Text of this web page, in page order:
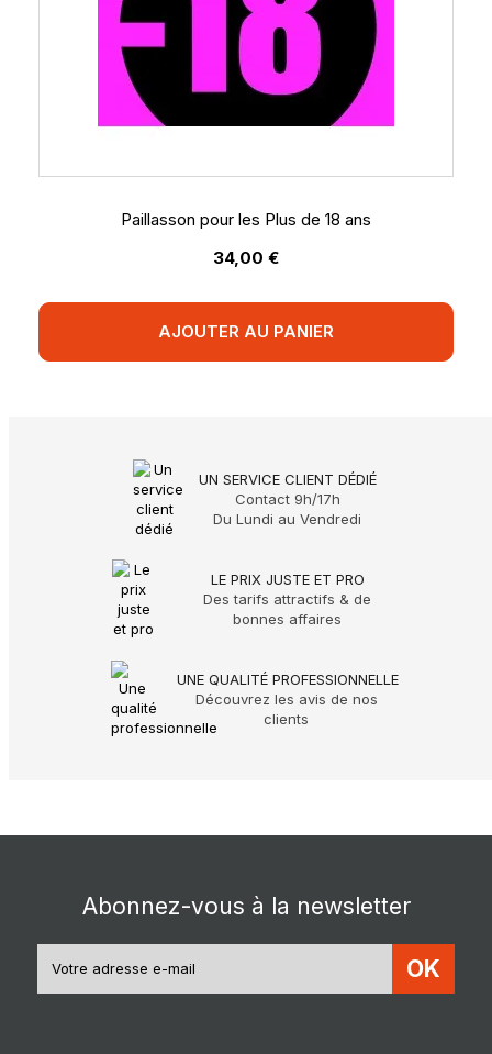
Paillasson pour les Plus de 18 ans
34,00 €
AJOUTER AU PANIER
UN SERVICE CLIENT DÉDIÉ
Contact 9h/17h
Du Lundi au Vendredi
LE PRIX JUSTE ET PRO
Des tarifs attractifs & de
bonnes affaires
UNE QUALITÉ PROFESSIONNELLE
Découvrez les avis de nos
clients
Abonnez-vous à la newsletter
OK